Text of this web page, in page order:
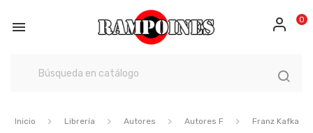
 0
Inicio Librería Autores Autores F
Franz Kafka